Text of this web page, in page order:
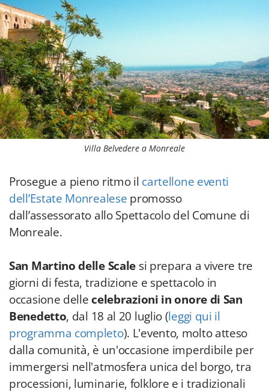
Villa Belvedere a Monreale
Prosegue a pieno ritmo il cartellone eventi
dell’Estate Monrealese promosso
dall’assessorato allo Spettacolo del Comune di
Monreale.
San Martino delle Scale si prepara a vivere tre
giorni di festa, tradizione e spettacolo in
occasione delle celebrazioni in onore di San
Benedetto, dal 18 al 20 luglio (leggi qui il
programma completo). L'evento, molto atteso
dalla comunità, è un'occasione imperdibile per
immergersi nell'atmosfera unica del borgo, tra
processioni, luminarie, folklore e i tradizionali